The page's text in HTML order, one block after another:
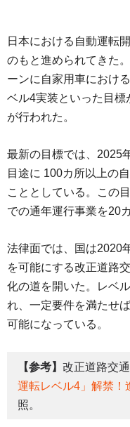
日本における自動運転
のもと進められてきた
ーンに自家用車におけ
ベル4実装といった目
が行われた。
最新の目標では、2025
目途に 100カ所以上の
こととしている。この
での通年運行事業を20
法律面では、国は2020
を可能にする改正道路
化の道を開いた。レベ
れ、一定要件を満たせ
可能になっている。
【参考】 改正道路交
運転レベル4」解禁！
照。